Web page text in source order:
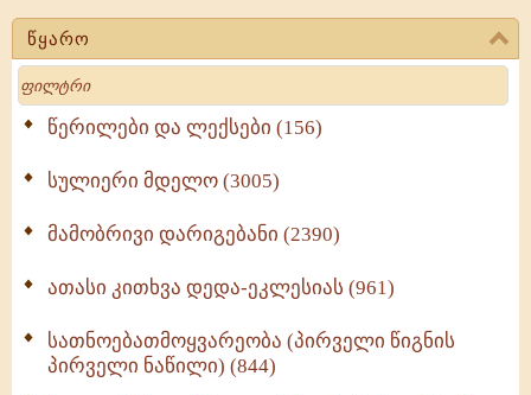
წყარო
Search
წერილები და ლექსები (156)
სულიერი მდელო (3005)
მამობრივი დარიგებანი (2390)
ათასი კითხვა დედა-ეკლესიას (961)
სათნოებათმოყვარეობა (პირველი წიგნის
პირველი ნაწილი) (844)